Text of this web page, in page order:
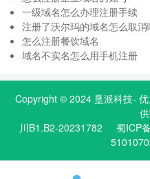
一级域名怎么办理注册手续
注册了沃尔玛的域名怎么取消
怎么注册餐饮域名
域名不实名怎么用手机注册
Copyright © 2024 垦派科技-
供
川B1.B2-20231782
蜀ICP